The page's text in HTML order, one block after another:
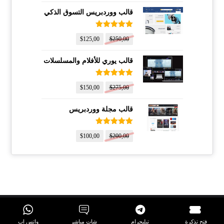
قالب ووردبريس التسوق الذكي
تم التقييم
5.00من 5
$250,00
$125,00
قالب يوري للأفلام والمسلسلات
تم التقييم
5.00من 5
$275,00
$150,00
قالب مجلة ووردبريس
تم التقييم
5.00من 5
$200,00
$100,00
فتح تذكرة تيليجرام شات مباشر واتس اب